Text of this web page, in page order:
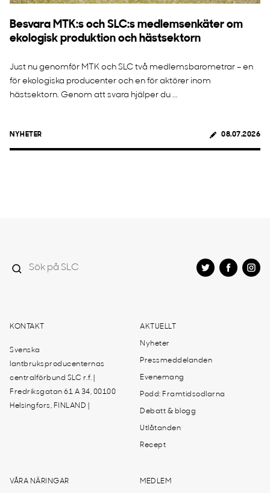
Besvara MTK:s och SLC:s medlemsenkäter om
ekologisk produktion och hästsektorn
Just nu genomför MTK och SLC två medlemsbarometrar – en
för ekologiska producenter och en för aktörer inom
hästsektorn. Genom att svara hjälper du ...
NYHETER 08.07.2026
KONTAKT
Svenska
lantbruksproducenternas
centralförbund SLC r.f. |
Fredriksgatan 61 A 34, 00100
Helsingfors, FINLAND |
AKTUELLT
Nyheter
Pressmeddelanden
Evenemang
Podd: Framtidsodlarna
Debatt & blogg
Utlåtanden
Recept
VÅRA NÄRINGAR MEDLEM